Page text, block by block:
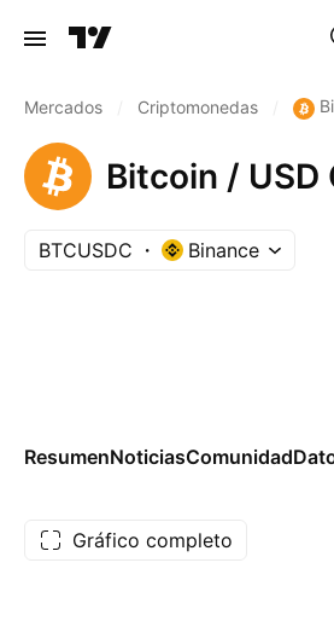
Mercados Criptomonedas
Bitcoin / USD
BTCUSDC Binance
ResumenNoticiasComunidad
Gráfico completo